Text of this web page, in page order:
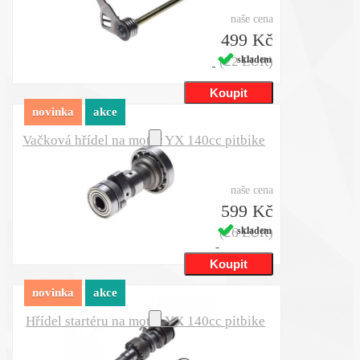
naše cena
499 Kč
(22 EUR)
skladem
Vačková hřídel na motor YX 140cc pitbike
naše cena
599 Kč
(26 EUR)
skladem
novinka akce
Hřídel startéru na motor YX 140cc pitbike
novinka akce